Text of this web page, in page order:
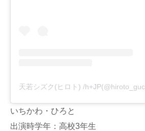
いちかわ・ひろと
出演時学年：高校3年生